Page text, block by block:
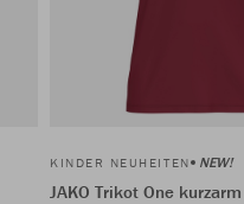
KINDER NEUHEITEN NEW!
JAKO Trikot One kurzarm